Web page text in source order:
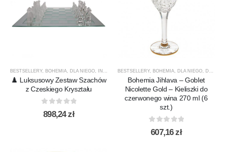
BESTSELLERY, BOHEMIA, DLA NIEGO, INNE NOWOŚCI,PREZENTY ,PRODUCENCI,
♟️ Luksusowy Zestaw Szachów
z Czeskiego Kryształu
0out of 5
898,24zł
BESTSELLERY, BOHEMIA, DLA NIEGO, DLA NIEJ
Bohemia Jihlava – Goblet
Nicolette Gold – Kieliszki do
czerwonego wina 270 ml (6
szt.)
0out of 5
607,16zł